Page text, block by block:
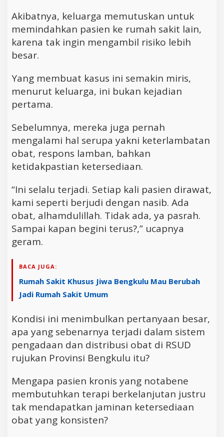
Akibatnya, keluarga memutuskan untuk
memindahkan pasien ke rumah sakit lain,
karena tak ingin mengambil risiko lebih
besar.
Yang membuat kasus ini semakin miris,
menurut keluarga, ini bukan kejadian
pertama.
Sebelumnya, mereka juga pernah
mengalami hal serupa yakni keterlambatan
obat, respons lamban, bahkan
ketidakpastian ketersediaan.
“Ini selalu terjadi. Setiap kali pasien dirawat,
kami seperti berjudi dengan nasib. Ada
obat, alhamdulillah. Tidak ada, ya pasrah.
Sampai kapan begini terus?,” ucapnya
geram.
BACA JUGA:
Rumah Sakit Khusus Jiwa Bengkulu Mau Berubah
Jadi Rumah Sakit Umum
Kondisi ini menimbulkan pertanyaan besar,
apa yang sebenarnya terjadi dalam sistem
pengadaan dan distribusi obat di RSUD
rujukan Provinsi Bengkulu itu?
Mengapa pasien kronis yang notabene
membutuhkan terapi berkelanjutan justru
tak mendapatkan jaminan ketersediaan
obat yang konsisten?